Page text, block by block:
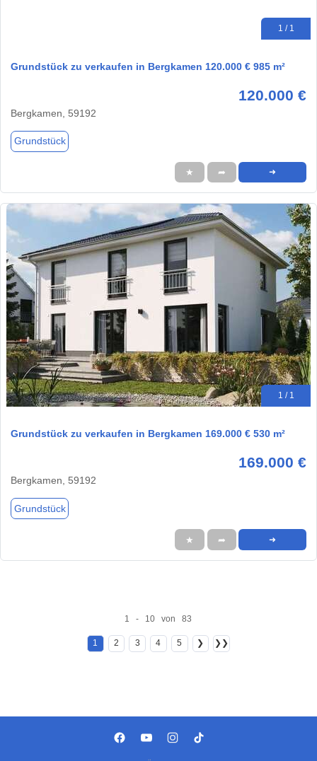
1 / 1
Grundstück zu verkaufen in Bergkamen 120.000 € 985 m²
120.000 €
Bergkamen, 59192
Grundstück
★ ➦ ➜
1 / 1
Grundstück zu verkaufen in Bergkamen 169.000 € 530 m²
169.000 €
Bergkamen, 59192
Grundstück
★ ➦ ➜
1 - 10 von 83
1 2 3 4 5 ❯ ❯❯